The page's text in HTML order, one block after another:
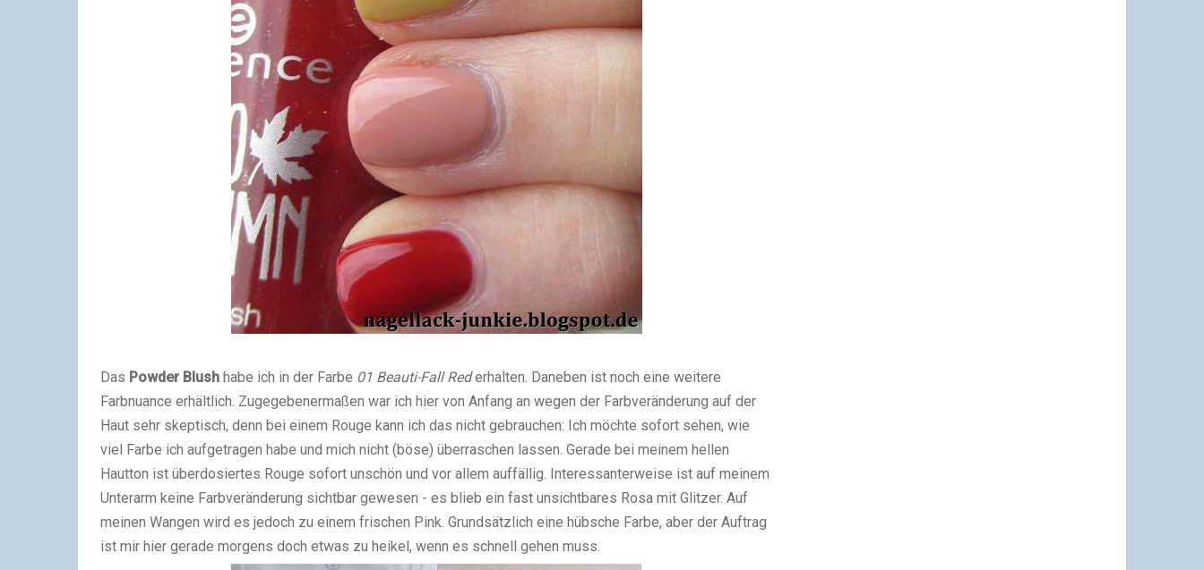
Das Powder Blush habe ich in der Farbe 01 Beauti-Fall Rederhalten. Daneben ist noch eine weitere
Farbnuance erhältlich. Zugegebenermaßen war ich hier von Anfang an wegen der Farbveränderung auf der
Haut sehr skeptisch, denn bei einem Rouge kann ich das nicht gebrauchen: Ich möchte sofort sehen, wie
viel Farbe ich aufgetragen habe und mich nicht (böse) überraschen lassen. Gerade bei meinem hellen
Hautton ist überdosiertes Rouge sofort unschön und vor allem auffällig. Interessanterweise ist auf meinem
Unterarm keine Farbveränderung sichtbar gewesen - es blieb ein fast unsichtbares Rosa mit Glitzer. Auf
meinen Wangen wird es jedoch zu einem frischen Pink. Grundsätzlich eine hübsche Farbe, aber der Auftrag
ist mir hier gerade morgens doch etwas zu heikel, wenn es schnell gehen muss.